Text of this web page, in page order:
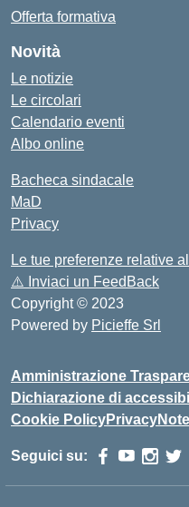
Offerta formativa
Novità
Le notizie
Le circolari
Calendario eventi
Albo online
Bacheca sindacale
MaD
Privacy
Le tue preferenze relative
⚠️ Inviaci un FeedBack
Copyright © 2023
Powered by Picieffe Srl
Amministrazione
Dichiarazione di
Cookie PolicyPrivacy
Seguici su: